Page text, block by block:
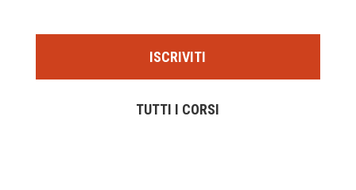
ISCRIVITI
TUTTI I CORSI